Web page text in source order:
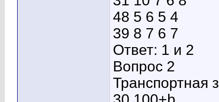
48 5 6 5 4
39 8 7 6 7
Ответ: 1 и 2
Вопрос 2
Транспортная